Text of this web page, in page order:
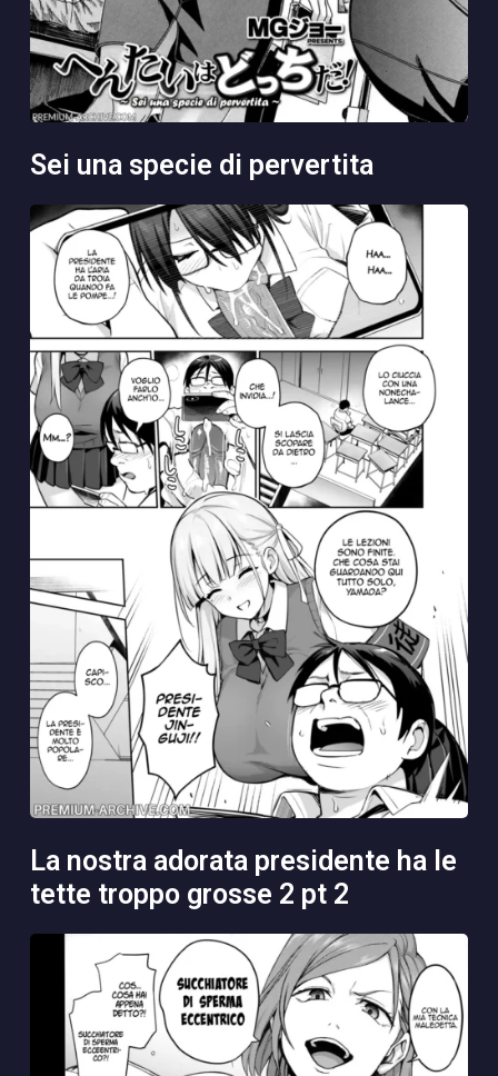
sei una specie di pervertita
la nostra adorata presidente ha le
tette troppo grosse 2 pt 2